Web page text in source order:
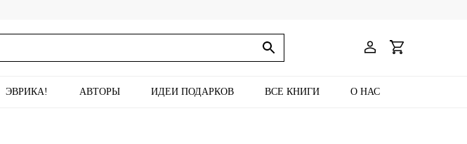
ЭВРИКА! АВТОРЫ ИДЕИ ПОДАРКОВ ВСЕ КНИГИ О НАС